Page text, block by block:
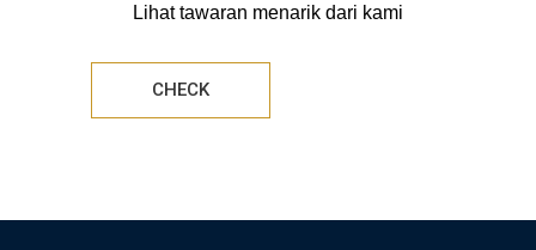
Lihat tawaran menarik dari kami
CHECK